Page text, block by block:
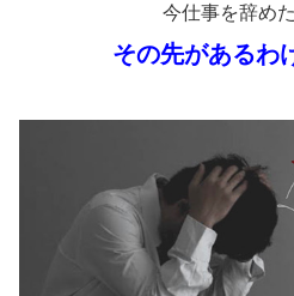
今仕事を辞め
その先があるわ